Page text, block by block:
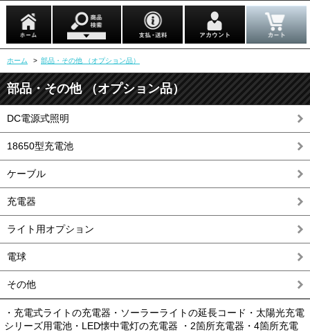
ホーム > 部品・その他 （オプション品）
部品・その他 （オプション品）
DC電源式照明
18650型充電池
ケーブル
充電器
ライト用オプション
電球
その他
・充電式ライトの充電器・ソーラーライトの延長コード・太陽光充電
シリーズ用電池・LED懐中電灯の充電器 ・2箇所充電器・4箇所充電